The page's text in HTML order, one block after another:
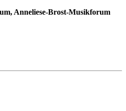
Anneliese-Brost-Musikforum